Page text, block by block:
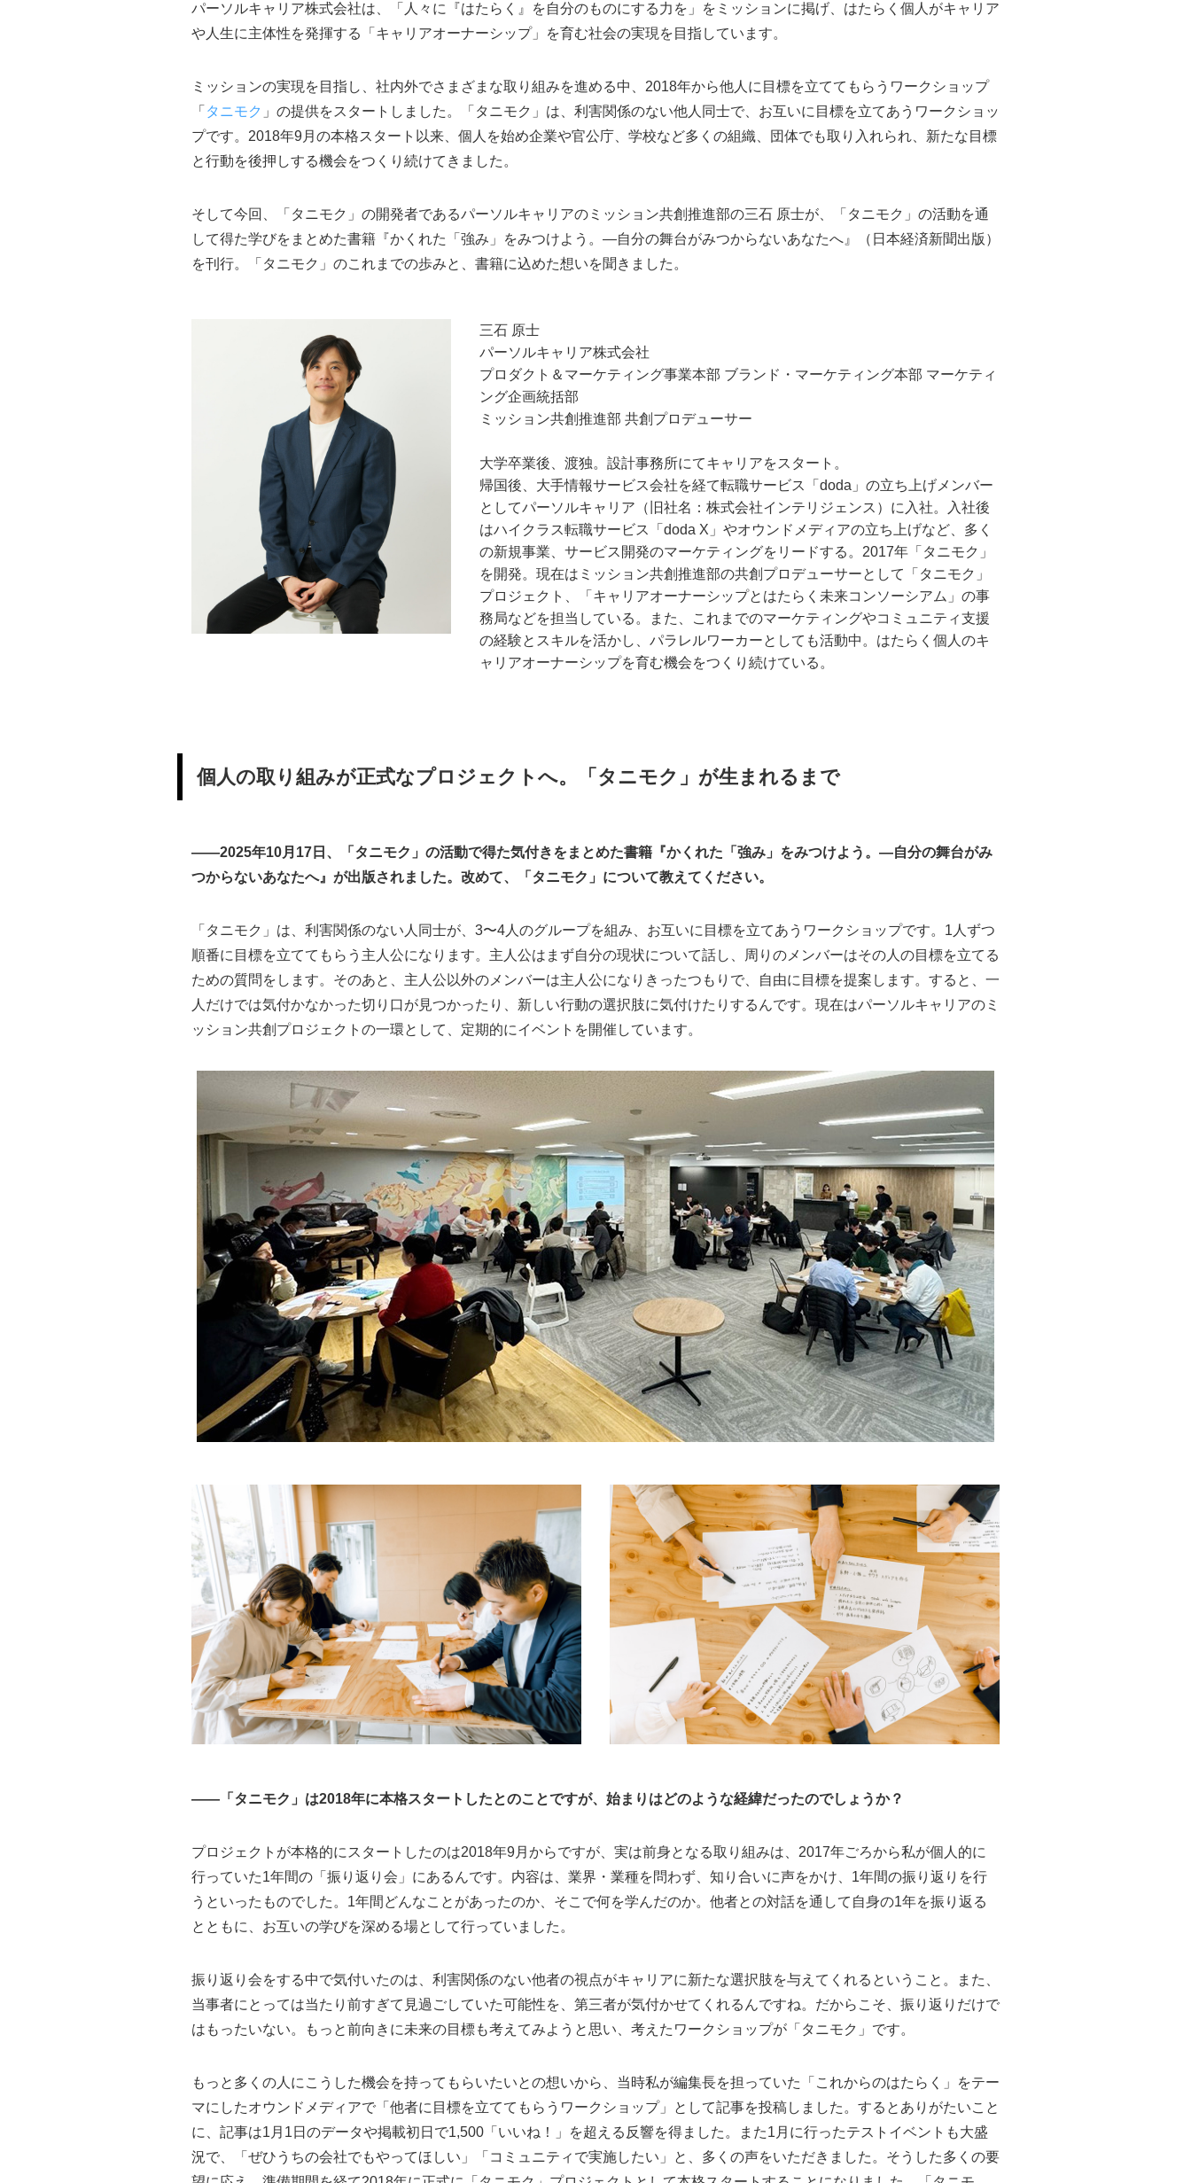
パーソルキャリア株式会社は、「人々に『はたらく』を自分のものにする力を」をミッションに掲げ、はたらく個人がキャリア
や人生に主体性を発揮する「キャリアオーナーシップ」を育む社会の実現を目指しています。
ミッションの実現を目指し、社内外でさまざまな取り組みを進める中、2018年から他人に目標を立ててもらうワークショップ
「 タニモク 」の提供をスタートしました。「タニモク」は、利害関係のない他人同士で、お互いに目標を立てあうワークショッ
プです。2018年9月の本格スタート以来、個人を始め企業や官公庁、学校など多くの組織、団体でも取り入れられ、新たな目標
と行動を後押しする機会をつくり続けてきました。
そして今回、「タニモク」の開発者であるパーソルキャリアのミッション共創推進部の三石 原士が、「タニモク」の活動を通
して得た学びをまとめた書籍『かくれた「強み」をみつけよう。―自分の舞台がみつからないあなたへ』（日本経済新聞出版）
を刊行。「タニモク」のこれまでの歩みと、書籍に込めた想いを聞きました。
三石 原士
パーソルキャリア株式会社
プロダクト＆マーケティング事業本部 ブランド・マーケティング本部 マーケティ
ング企画統括部
ミッション共創推進部 共創プロデューサー
大学卒業後、渡独。設計事務所にてキャリアをスタート。
帰国後、大手情報サービス会社を経て転職サービス「doda」の立ち上げメンバー
としてパーソルキャリア（旧社名：株式会社インテリジェンス）に入社。入社後
はハイクラス転職サービス「doda X」やオウンドメディアの立ち上げなど、多く
の新規事業、サービス開発のマーケティングをリードする。2017年「タニモク」
を開発。現在はミッション共創推進部の共創プロデューサーとして「タニモク」
プロジェクト、「キャリアオーナーシップとはたらく未来コンソーシアム」の事
務局などを担当している。また、これまでのマーケティングやコミュニティ支援
の経験とスキルを活かし、パラレルワーカーとしても活動中。はたらく個人のキ
ャリアオーナーシップを育む機会をつくり続けている。
個人の取り組みが正式なプロジェクトへ。「タニモク」が生まれるまで
——2025年10月17日、「タニモク」の活動で得た気付きをまとめた書籍『かくれた「強み」をみつけよう。―自分の舞台がみ
つからないあなたへ』が出版されました。改めて、「タニモク」について教えてください。
「タニモク」は、利害関係のない人同士が、3〜4人のグループを組み、お互いに目標を立てあうワークショップです。1人ずつ
順番に目標を立ててもらう主人公になります。主人公はまず自分の現状について話し、周りのメンバーはその人の目標を立てる
ための質問をします。そのあと、主人公以外のメンバーは主人公になりきったつもりで、自由に目標を提案します。すると、一
人だけでは気付かなかった切り口が見つかったり、新しい行動の選択肢に気付けたりするんです。現在はパーソルキャリアのミ
ッション共創プロジェクトの一環として、定期的にイベントを開催しています。
——「タニモク」は2018年に本格スタートしたとのことですが、始まりはどのような経緯だったのでしょうか？
プロジェクトが本格的にスタートしたのは2018年9月からですが、実は前身となる取り組みは、2017年ごろから私が個人的に
行っていた1年間の「振り返り会」にあるんです。内容は、業界・業種を問わず、知り合いに声をかけ、1年間の振り返りを行
うといったものでした。1年間どんなことがあったのか、そこで何を学んだのか。他者との対話を通して自身の1年を振り返る
とともに、お互いの学びを深める場として行っていました。
振り返り会をする中で気付いたのは、利害関係のない他者の視点がキャリアに新たな選択肢を与えてくれるということ。また、
当事者にとっては当たり前すぎて見過ごしていた可能性を、第三者が気付かせてくれるんですね。だからこそ、振り返りだけで
はもったいない。もっと前向きに未来の目標も考えてみようと思い、考えたワークショップが「タニモク」です。
もっと多くの人にこうした機会を持ってもらいたいとの想いから、当時私が編集長を担っていた「これからのはたらく」をテー
マにしたオウンドメディアで「他者に目標を立ててもらうワークショップ」として記事を投稿しました。するとありがたいこと
に、記事は1月1日のデータや掲載初日で1,500「いいね！」を超える反響を得ました。また1月に行ったテストイベントも大盛
況で、「ぜひうちの会社でもやってほしい」「コミュニティで実施したい」と、多くの声をいただきました。そうした多くの要